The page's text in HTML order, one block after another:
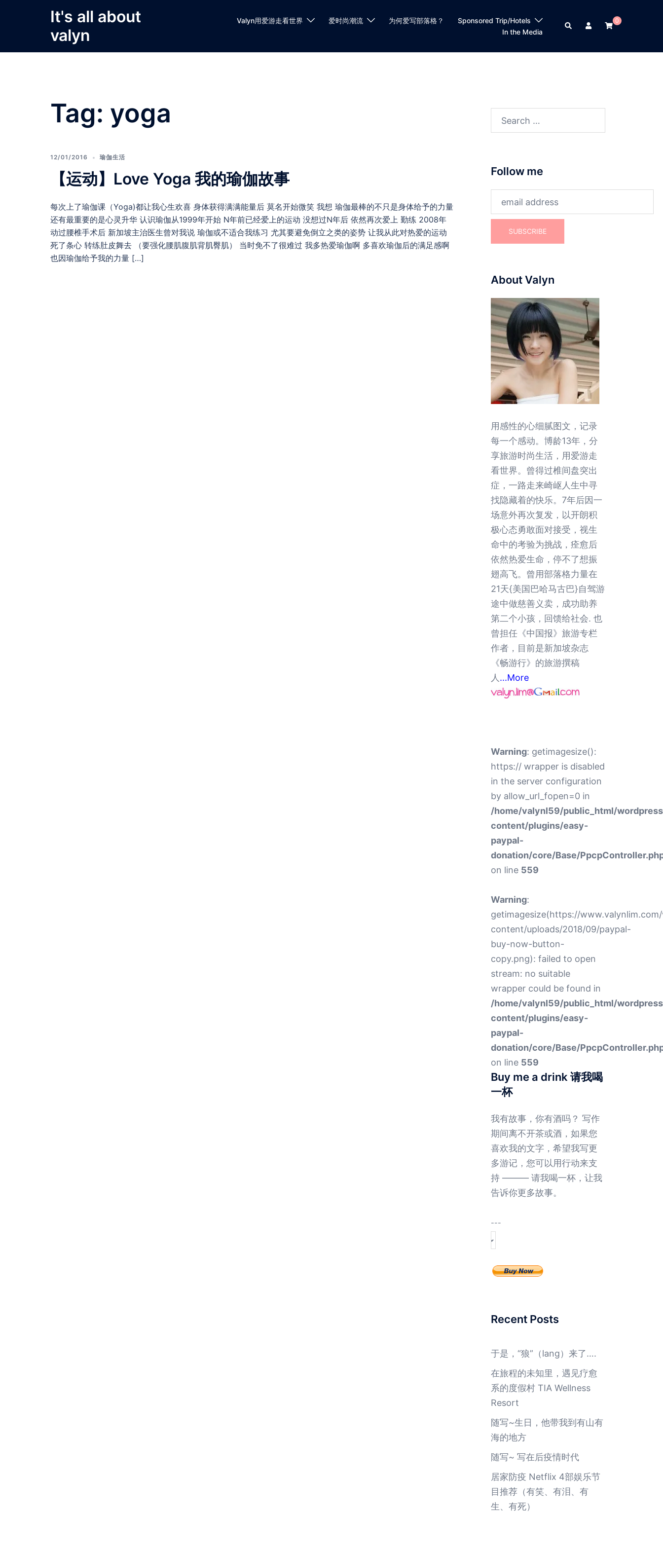
It's all about
valyn
Valyn用爱游走看世界 爱时尚潮流 为何爱写部落格？
Sponsored Trip/Hotels
In the Media
Search
0
Tag: yoga
12/01/2016 瑜伽生活
【运动】Love Yoga 我的瑜伽故事
每次上了瑜伽课（Yoga)都让我心生欢喜 身体获得满满能量后 莫名开始微笑 我想 瑜伽最棒的不只是身体给予的力量
还有最重要的是心灵升华 认识瑜伽从1999年开始 N年前已经爱上的运动 没想过N年后 依然再次爱上 勤练 2008年
动过腰椎手术后 新加坡主治医生曾对我说 瑜伽或不适合我练习 尤其要避免倒立之类的姿势 让我从此对热爱的运动
死了条心 转练肚皮舞去 （要强化腰肌腹肌背肌臀肌） 当时免不了很难过 我多热爱瑜伽啊 多喜欢瑜伽后的满足感啊
也因瑜伽给予我的力量 […]
Search
Follow me
About Valyn
用感性的心细腻图文，记录
每一个感动。博龄13年，分
享旅游时尚生活，用爱游走
看世界。曾得过椎间盘突出
症，一路走来崎岖人生中寻
找隐藏着的快乐。7年后因一
场意外再次复发，以开朗积
极心态勇敢面对接受，视生
命中的考验为挑战，痊愈后
依然热爱生命，停不了想振
翅高飞。曾用部落格力量在
21天{美国巴哈马古巴}自驾游
途中做慈善义卖，成功助养
第二个小孩，回馈给社会. 也
曾担任《中国报》旅游专栏
作者，目前是新加坡杂志
《畅游行》的旅游撰稿
人 ...More
Warning: getimagesize():
https:// wrapper is disabled
in the server configuration
by allow_url_fopen=0 in
/home/valynl59/public_html/
content/plugins/easy-
paypal-
donation/core/Base/
on line 559
Warning:
getimagesize(https://
content/uploads/2018/09/paypal-
buy-now-button-
copy.png): failed to open
stream: no suitable
wrapper could be found in
/home/valynl59/public_html/
content/plugins/easy-
paypal-
donation/core/Base/
on line 559
Buy me a drink 请我喝
一杯
我有故事，你有酒吗？ 写作
期间离不开茶或酒，如果您
喜欢我的文字，希望我写更
多游记，您可以用行动来支
持 ——— 请我喝一杯，让我
告诉你更多故事。
---
Recent Posts
于是，“狼”（lang）来了….
在旅程的未知里，遇见疗愈
系的度假村 TIA Wellness
Resort
随写~生日，他带我到有山有
海的地方
随写~ 写在后疫情时代
居家防疫 Netflix 4部娱乐节
目推荐（有笑、有泪、有
生、有死）